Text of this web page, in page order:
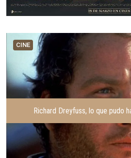
CINE
Richard Dreyfuss, lo que pudo